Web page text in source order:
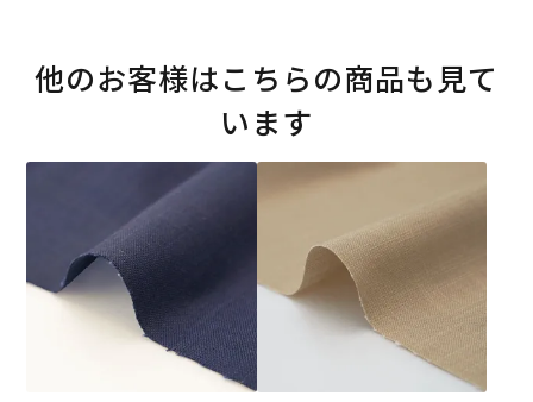
他のお客様はこちらの商品も見て
います